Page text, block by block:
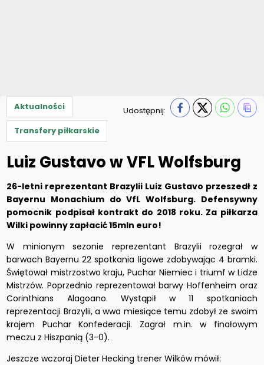
Aktualności
Transfery piłkarskie
Udostępnij:
Luiz Gustavo w VFL Wolfsburg
26-letni reprezentant Brazylii Luiz Gustavo przeszedł z
Bayernu Monachium do VfL Wolfsburg. Defensywny
pomocnik podpisał kontrakt do 2018 roku. Za piłkarza
Wilki powinny zapłacić 15mln euro!
W minionym sezonie reprezentant Brazylii rozegrał w
barwach Bayernu 22 spotkania ligowe zdobywając 4 bramki.
Świętował mistrzostwo kraju, Puchar Niemiec i triumf w Lidze
Mistrzów. Poprzednio reprezentował barwy Hoffenheim oraz
Corinthians Alagoano. Wystąpił w 11 spotkaniach
reprezentacji Brazylii, a wwa miesiące temu zdobył ze swoim
krajem Puchar Konfederacji. Zagrał m.in. w finałowym
meczu z Hiszpanią (3-0).
Jeszcze wczoraj Dieter Hecking trener Wilków mówił: